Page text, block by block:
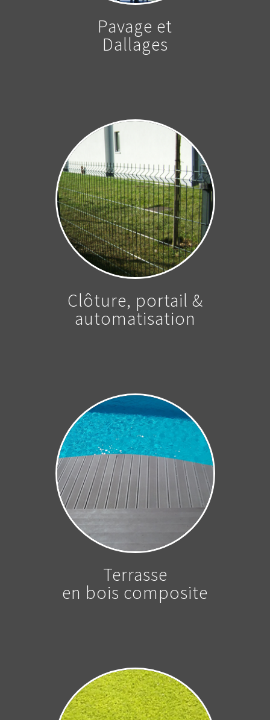
Pavage et
Dallages
Clôture, portail &
automatisation
Terrasse
en bois composite